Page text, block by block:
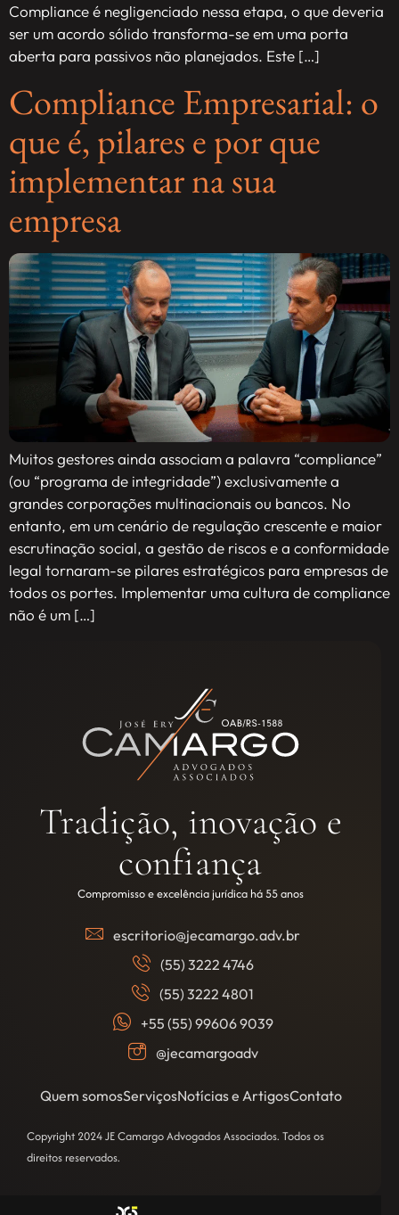
Compliance é negligenciado nessa etapa, o que deveria
ser um acordo sólido transforma-se em uma porta
aberta para passivos não planejados. Este […]
Compliance Empresarial: o
que é, pilares e por que
implementar na sua
empresa
Muitos gestores ainda associam a palavra “compliance”
(ou “programa de integridade”) exclusivamente a
grandes corporações multinacionais ou bancos. No
entanto, em um cenário de regulação crescente e maior
escrutinação social, a gestão de riscos e a conformidade
legal tornaram-se pilares estratégicos para empresas de
todos os portes. Implementar uma cultura de compliance
não é um […]
Tradição, inovação e
confiança
Compromisso e excelência jurídica há 55 anos
escritorio@jecamargo.adv.br
(55) 3222 4746
(55) 3222 4801
+55 (55) 99606 9039
@jecamargoadv
Copyright 2024 JE Camargo Advogados Associados. Todos os
direitos reservados.
Quem somosServiçosNotícias e ArtigosContato